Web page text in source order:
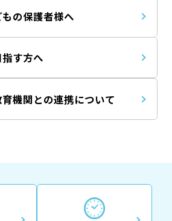
の保護者様へ
す方へ
機関との連携について